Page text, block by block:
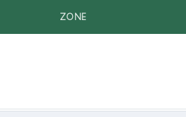
ZONE